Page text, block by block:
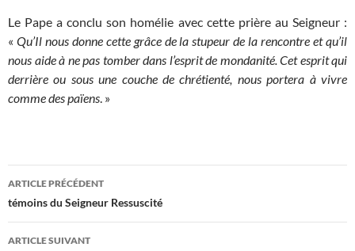
Le Pape a conclu son homélie avec cette prière au Seigneur :
« Qu’Il nous donne cette grâce de la stupeur de la rencontre et qu’il
nous aide à ne pas tomber dans l’esprit de mondanité. Cet esprit qui
derrière ou sous une couche de chrétienté, nous portera à vivre
comme des païens. »
Navigation
des
articles
ARTICLE PRÉCÉDENT
témoins du Seigneur Ressuscité
ARTICLE SUIVANT